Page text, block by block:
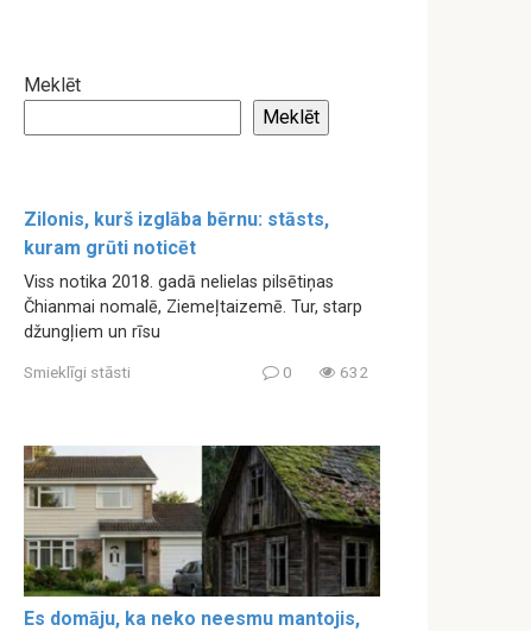
Meklēt
Meklēt
Zilonis, kurš izglāba bērnu: stāsts,
kuram grūti noticēt
Viss notika 2018. gadā nelielas pilsētiņas
Čhianmai nomalē, Ziemeļtaizemē. Tur, starp
džungļiem un rīsu
Smieklīgi stāsti 0 632
Es domāju, ka neko neesmu mantojis,